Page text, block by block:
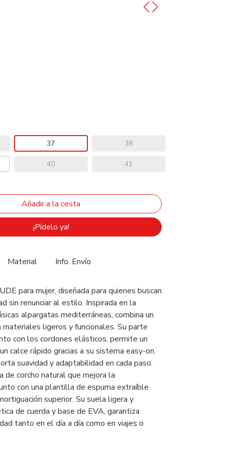
37 38
40 41
¡Pídelo ya!
Material Info. Envío
para mujer, diseñada para quienes buscan
sin renunciar al estilo. Inspirada en la
alpargatas mediterráneas, combina un
materiales ligeros y funcionales. Su parte
con los cordones elásticos, permite un
calce rápido gracias a su sistema easy-on.
suavidad y adaptabilidad en cada paso.
de corcho natural que mejora la
con una plantilla de espuma extraíble
superior. Su suela ligera y
de cuerda y base de EVA, garantiza
tanto en el día a día como en viajes o